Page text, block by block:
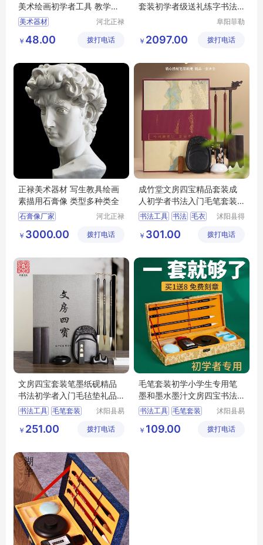
美术绘画初学者工具 教学设
备
美术器材
书法工具 教学设备
河北正禄
制造有限
￥ 48.00 拨打电话
套装初学者级送礼练字书法
阜阳菲勒
公司
￥ 2097.00 拨打电话
正禄美术器材 写生教具绘画
素描用石膏像 类型多种类全
石膏像厂家
美术教具器材
河北正禄
制造有限
￥ 3000.00 拨打电话
成竹堂文房四宝精品套装成
人初学者书法入门毛笔套装
墨水墨汁书法
书法工具 书法 毛衣
沭阳县得
子商务有
￥ 301.00 拨打电话
文房四宝套装笔墨纸砚精品
书法初学者入门毛毡垫礼品
用品砚台工具
书法工具 毛笔套装
沭阳县易
子商务有
￥ 251.00 拨打电话
毛笔套装初学小学生专用笔
墨和墨水墨汁文房四宝书法
课字帖毛笔字
书法工具 毛笔套装
沭阳县易
子商务有
￥ 109.00 拨打电话